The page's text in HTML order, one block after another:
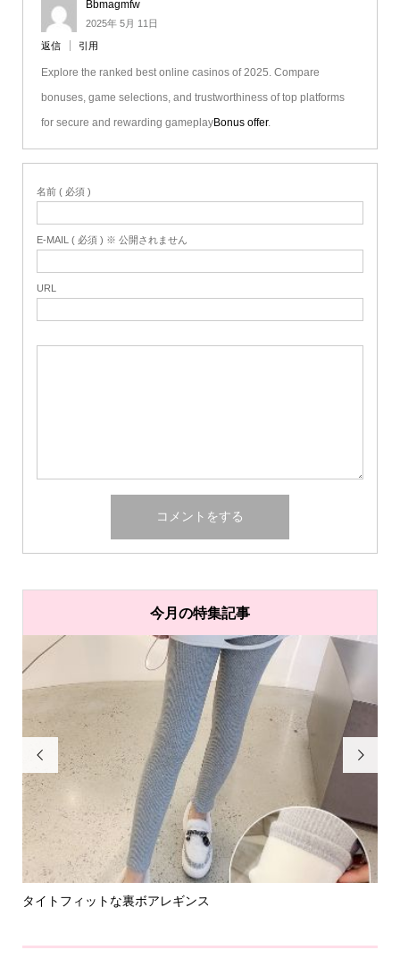
Bbmagmfw
2025年 5月 11日
返信 引用
Explore the ranked best online casinos of 2025. Compare
bonuses, game selections, and trustworthiness of top platforms
for secure and rewarding gameplayBonus offer.
名前 ( 必須 )
E-MAIL ( 必須 ) ※ 公開されません
URL
今月の特集記事

タイトフィットな裏ボアレギンス
